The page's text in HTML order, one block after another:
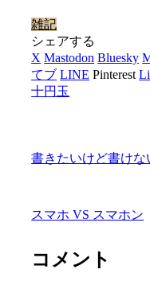
雑記
シェアする
X Mastodon Bluesky
てブ LINE Pinterest
十円玉
書きたいけど書けな
スマホ VS スマホン
コメント